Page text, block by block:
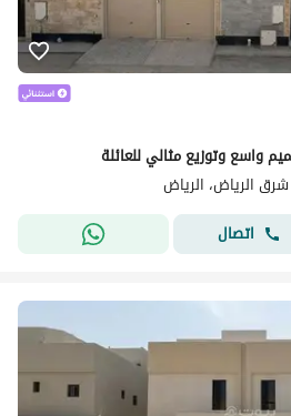
واسع وتوزيع مثالي للعائلة
الرياض، الرياض
اتصال